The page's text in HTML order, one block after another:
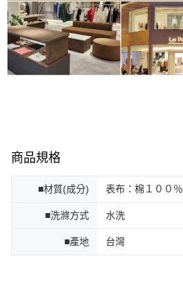
商品規格
■材質(成分) 表布：棉１００％
■洗滌方式 水洗
■產地 台灣